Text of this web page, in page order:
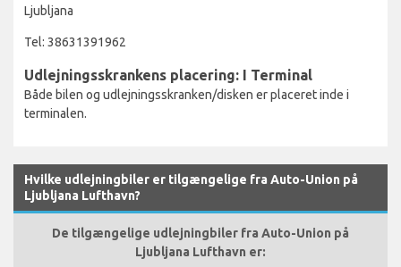
Ljubljana
Tel: 38631391962
Udlejningsskrankens placering: I Terminal
Både bilen og udlejningsskranken/disken er placeret inde i
terminalen.
Hvilke udlejningbiler er tilgængelige fra Auto-Union på
Ljubljana Lufthavn?
De tilgængelige udlejningbiler fra Auto-Union på
Ljubljana Lufthavn er: